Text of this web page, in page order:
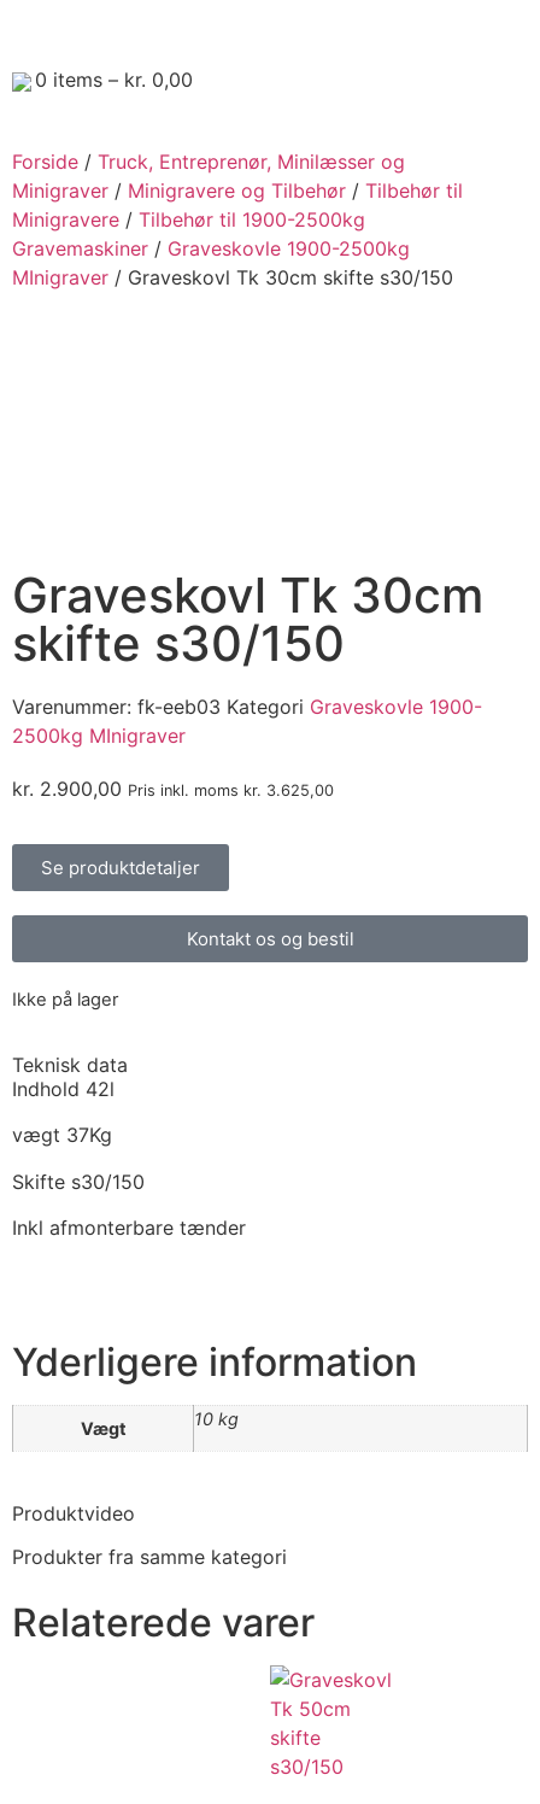
0 items – kr. 0,00
Forside / Truck, Entreprenør, Minilæsser og
Minigraver / Minigravere og Tilbehør / Tilbehør til
Minigravere / Tilbehør til 1900-2500kg
Gravemaskiner / Graveskovle 1900-2500kg
MInigraver / Graveskovl Tk 30cm skifte s30/150
Graveskovl Tk 30cm
skifte s30/150
Varenummer: fk-eeb03 Kategori Graveskovle 1900-
2500kg MInigraver
kr. 2.900,00 Pris inkl. moms kr. 3.625,00
Se produktdetaljer
Kontakt os og bestil
Ikke på lager
Teknisk data
Indhold 42l
vægt 37Kg
Skifte s30/150
Inkl afmonterbare tænder
Yderligere information
Vægt 10 kg
Produktvideo
Produkter fra samme kategori
Relaterede varer